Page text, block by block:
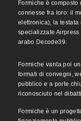
Formiche è composto
connesse fra loro: il
elettronica), la
specializzate
arabo Decode39.
Formiche vanta poi
formati di convegni,
pubblico e a porte
riconosciuto nel
Formiche è un